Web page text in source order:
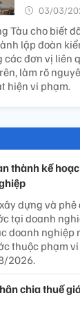
03/03/
Tàu cho biết
lập đoàn
các đơn vị liên
làm rõ
hiện vi phạm.
thành kế
dựng và phê
tại doanh
doanh nghiệp
thuộc phạm
2026.
chia thuế